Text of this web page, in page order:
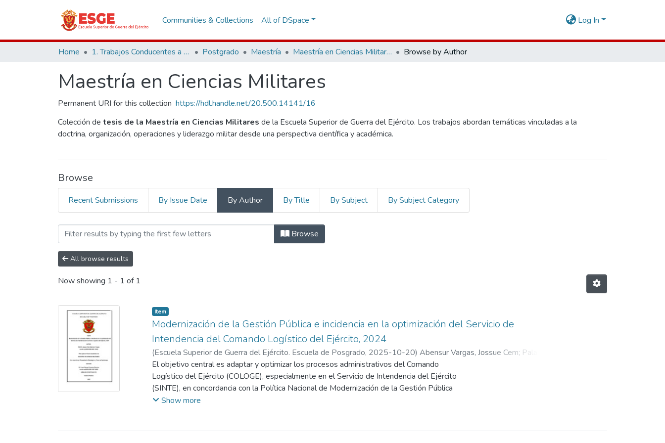
Communities & Collections All of DSpace Log In
Home 1. Trabajos Conducentes a Grados y Títulos Postgrado Maestría Maestría en Ciencias Militares Browse by Author
Maestría en Ciencias Militares
Permanent URI for this collection https://hdl.handle.net/20.500.14141/16
Colección de tesis de la Maestría en Ciencias Militares de la Escuela Superior de Guerra del Ejército. Los trabajos abordan temáticas vinculadas a la
doctrina, organización, operaciones y liderazgo militar desde una perspectiva científica y académica.
Browse
Recent Submissions By Issue Date By Author By Title By Subject By Subject Category
Browsing Maestría en Ciencias Militares by Author "Abensur Vargas, Jossue Cem"
Browse
All browse results
Now showing 1 - 1 of 1
Item
Modernización de la Gestión Pública e incidencia en la optimización del Servicio de
Intendencia del Comando Logístico del Ejército, 2024
(Escuela Superior de Guerra del Ejército. Escuela de Posgrado, 2025-10-20) Abensur Vargas, Jossue Cem; Palacios
Sánchez, José Manuel
El objetivo central es adaptar y optimizar los procesos administrativos del Comando
Logístico del Ejército (COLOGE), especialmente en el Servicio de Intendencia del Ejército
(SINTE), en concordancia con la Política Nacional de Modernización de la Gestión Pública
(PNMGP), para asegurar el sostenimiento óptimo de las capacidades militares y contrarrestar
Show more